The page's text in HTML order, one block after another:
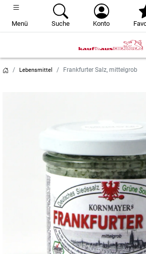
Menü Suche Konto
Lebensmittel Frankfurter Salz, mittelgrob